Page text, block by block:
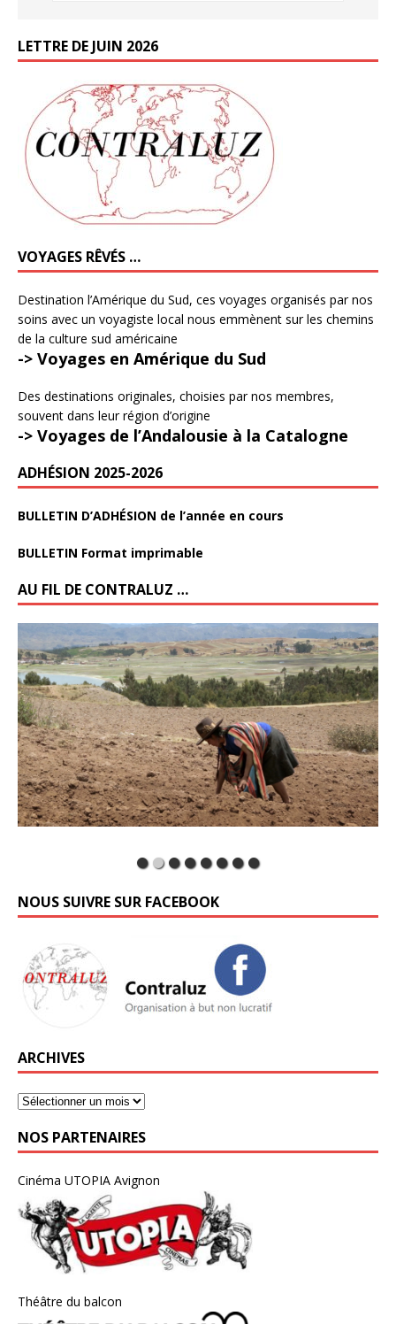
LETTRE DE JUIN 2026
VOYAGES RÊVÉS …
Destination l’Amérique du Sud, ces voyages organisés par nos
soins avec un voyagiste local nous emmènent sur les chemins
de la culture sud américaine
-> Voyages en Amérique du Sud
Des destinations originales, choisies par nos membres,
souvent dans leur région d’origine
-> Voyages de l’Andalousie à la Catalogne
ADHÉSION 2025-2026
BULLETIN D’ADHÉSION de l’année en cours
BULLETIN Format imprimable
AU FIL DE CONTRALUZ …
NOUS SUIVRE SUR FACEBOOK
ARCHIVES
NOS PARTENAIRES
Cinéma UTOPIA Avignon
Théâtre du balcon